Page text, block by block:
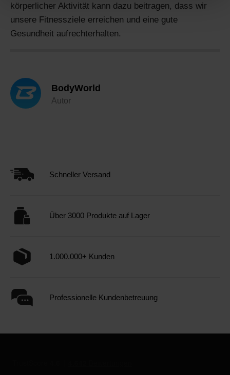
körperlicher Aktivität kann dazu beitragen, dass wir
unsere Fitnessziele erreichen und eine gute
Gesundheit aufrechterhalten.
BodyWorld
Autor
Schneller Versand
Über 3000 Produkte auf Lager
1.000.000+ Kunden
Professionelle Kundenbetreuung